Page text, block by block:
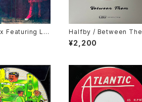
Featuring Lor
/ Baby I Lov
Halfby / Between
¥2,200